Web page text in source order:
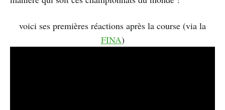
voici ses premières réactions après la course (via la
FINA)